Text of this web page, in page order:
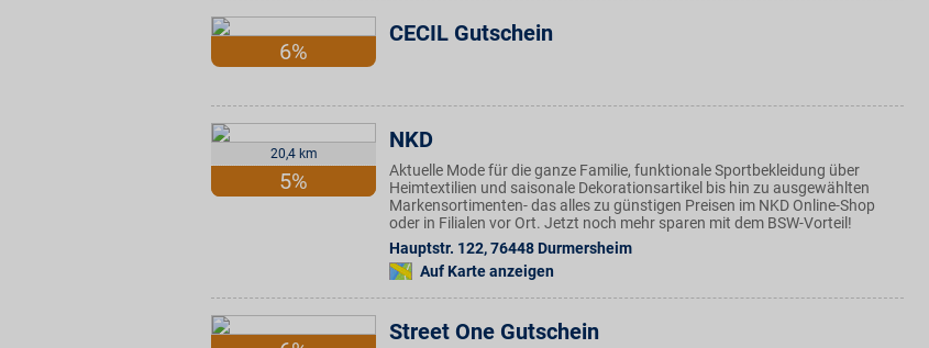
6%
CECIL Gutschein
20,4 km
5%
NKD
Aktuelle Mode für die ganze Familie, funktionale Sportbekleidung über
Heimtextilien und saisonale Dekorationsartikel bis hin zu ausgewählten
Markensortimenten- das alles zu günstigen Preisen im NKD Online-Shop
oder in Filialen vor Ort. Jetzt noch mehr sparen mit dem BSW-Vorteil!
Hauptstr. 122,76448 Durmersheim
Auf Karte anzeigen
Street One Gutschein